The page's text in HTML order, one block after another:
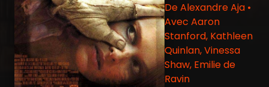
De Alexandre Aja •
Avec Aaron
Stanford, Kathleen
Quinlan, Vinessa
Shaw, Emilie de
Ravin